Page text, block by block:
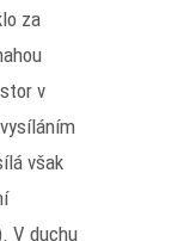
za
v
však
V duchu